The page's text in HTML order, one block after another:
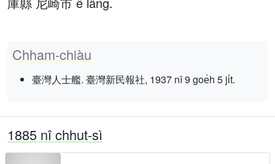
Chham-chiàu
臺灣人士艦. 臺灣新民報社, 1937 nî 9 goe̍h 5 ji̍t.
1885 nî chhut-sì